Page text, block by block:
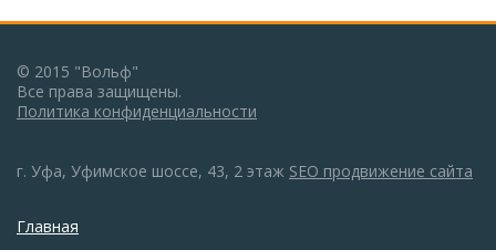
© 2015 "Вольф"
Все права защищены.
Политика конфиденциальности
г. Уфа, Уфимское шоссе, 43, 2 этаж SEO продвижение сайта
Главная